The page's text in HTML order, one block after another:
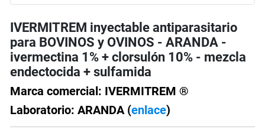
IVERMITREM inyectable antiparasitario
para BOVINOS y OVINOS - ARANDA -
ivermectina 1% + clorsulón 10% - mezcla
endectocida + sulfamida
Marca comercial: IVERMITREM ®
Laboratorio: ARANDA (enlace)